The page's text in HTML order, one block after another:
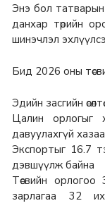
Энэ бол татварын
данхар төрийн
шинэчлэл
Бид 2026 оны
Эдийн засгийн
Цалин орлогыг
давуулахгүй
Экспортыг 16.7
дэвшүүлж байна
Төсвийн орлогоо
зарлагаа 32